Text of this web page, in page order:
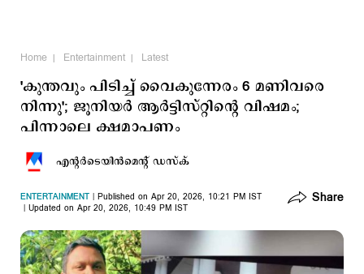
Home Entertainment Latest
'കുന്തവും പിടിച്ച് വൈകുന്നേരം 6 മണിവരെ
നിന്നു'; ജൂനിയര്‍ ആര്‍ട്ടിസ്റ്റിന്‍റെ വിഷമം;
പിന്നാലെ ക്ഷമാപണം
എന്‍റര്‍ടെയിന്‍മെന്‍റ് ഡസ്ക്
ENTERTAINMENT
Published on Apr 20, 2026, 10:21 PM IST
Updated on Apr 20, 2026, 10:49 PM IST
Share